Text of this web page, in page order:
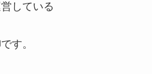
している
す。